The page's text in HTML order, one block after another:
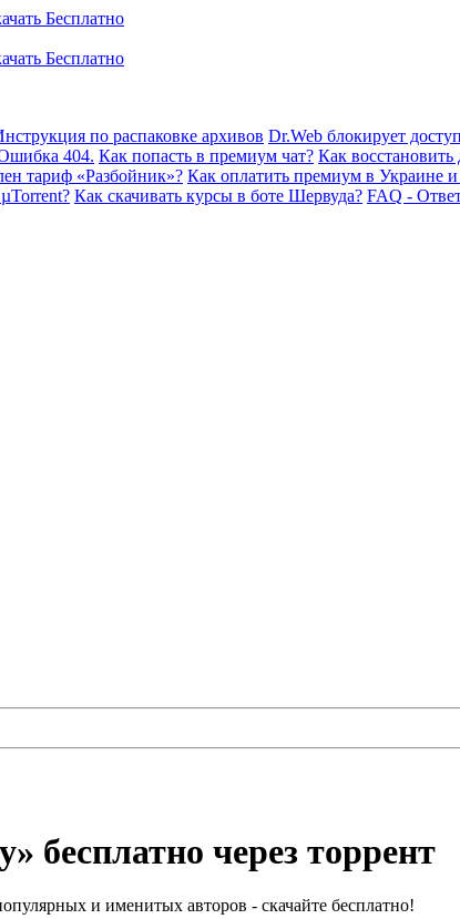
по распаковке архивов Dr.Web блокирует
404. Как попасть в премиум чат? Как восстановить
тариф «Разбойник»? Как оплатить премиум в Украине и
Как скачивать курсы в боте Шервуда? FAQ -
бесплатно через торрент
и именитых авторов - скачайте бесплатно!